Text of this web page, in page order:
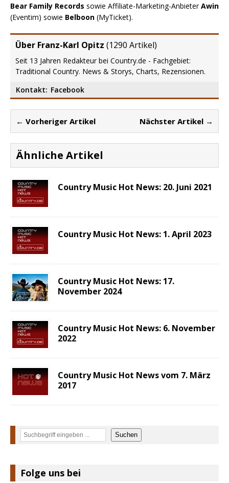
Bear Family Records sowie Affiliate-Marketing-AnbieterAwin
(Eventim) sowie Belboon (MyTicket).
Über Franz-Karl Opitz (1290 Artikel)
Seit 13 Jahren Redakteur bei Country.de - Fachgebiet:
Traditional Country. News & Storys, Charts, Rezensionen.
Kontakt: Facebook
← Vorheriger Artikel Nächster Artikel →
Ähnliche Artikel
Country Music Hot News: 20. Juni 2021
Country Music Hot News: 1. April 2023
Country Music Hot News: 17.
November 2024
Country Music Hot News: 6. November
2022
Country Music Hot News vom 7. März
2017
Suchen Suchen
Folge uns bei